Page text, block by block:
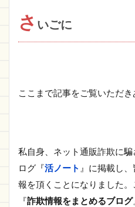
さ いごに
ここまで記事をご覧いただき
私自身、ネット通販詐欺に
ログ『活ノート 』に掲載し
報を頂くことになりました
『詐欺情報をまとめるブログ